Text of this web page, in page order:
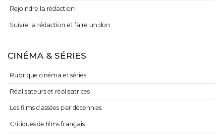
Rejoindre la rédaction
Suivre la rédaction et faire un don
CINÉMA & SÉRIES
Rubrique cinéma et séries
Réalisateurs et réalisatrices
Les films classées par décennies
Critiques de films français